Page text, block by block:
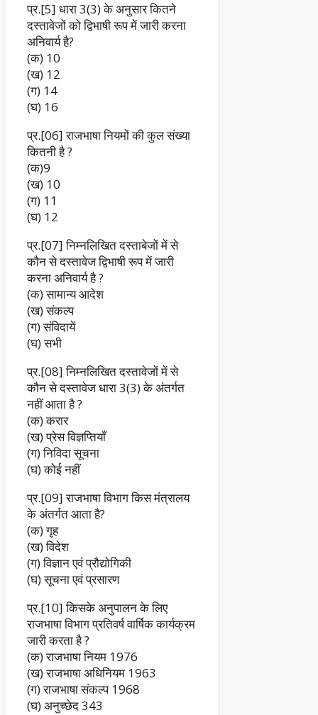
प्र.[5] धारा 3(3) के अनुसार कितने
दस्तावेजों को द्विभाषी रूप में जारी करना
अनिवार्य है?
(क) 10
(ख) 12
(ग) 14
(घ) 16
प्र.[06] राजभाषा नियमों की कुल संख्या
कितनी है ?
(क)9
(ख) 10
(ग) 11
(घ) 12
प्र.[07] निम्नलिखित दस्ताबेजों में से
कौन से दस्तावेज द्विभाषी रूप में जारी
करना अनिवार्य है ?
(क) सामान्य आदेश
(ख) संकल्प
(ग) संविदायें
(घ) सभी
प्र.[08] निम्नलिखित दस्तावेजों में से
कौन से दस्तावेज धारा 3(3) के अंतर्गत
नहीं आता है ?
(क) करार
(ख) प्रेस विज्ञप्तियाँ
(ग) निविदा सूचना
(घ) कोई नहीं
प्र.[09] राजभाषा विभाग किस मंत्रालय
के अंतर्गत आता है?
(क) गृह
(ख) विदेश
(ग) विज्ञान एवं प्रौद्योगिकी
(घ) सूचना एवं प्रसारण
प्र.[10] किसके अनुपालन के लिए
राजभाषा विभाग प्रतिवर्ष वार्षिक कार्यक्रम
जारी करता है ?
(क) राजभाषा नियम 1976
(ख) राजभाषा अधिनियम 1963
(ग) राजभाषा संकल्प 1968
(घ) अनुच्छेद 343